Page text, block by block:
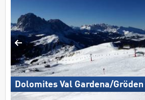
Dolomites Val Gardena/​Gröden